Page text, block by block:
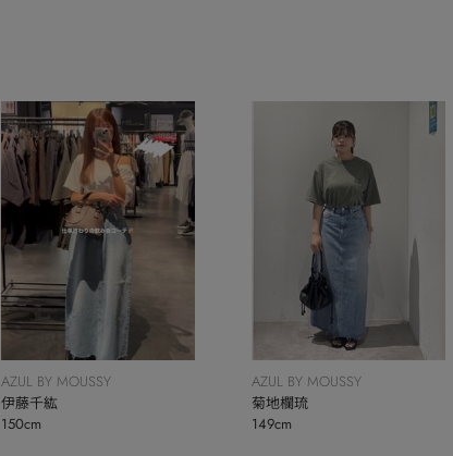
AZUL BY MOUSSY
伊藤千紘
150cm
AZUL BY MOUSSY
菊地欄琉
149cm